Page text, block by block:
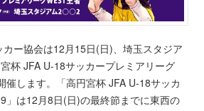
ー協会は12月15日(日)、埼玉スタジア
杯 JFA U-18サッカープレミアリーグ
催します。「高円宮杯 JFA U-18サッカ
」は12月8日(日)の最終節までに東西の